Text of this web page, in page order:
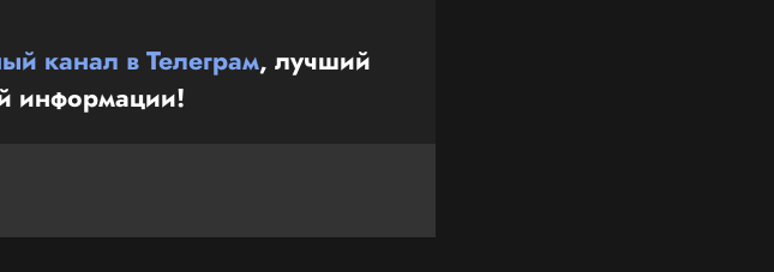
канал в Телеграм, лучший
информации!